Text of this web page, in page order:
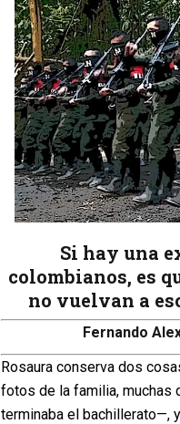
Si hay una
colombianos, es
no vuelvan a
Fernando
Rosaura conserva dos
fotos de la familia, muchas
terminaba el bachillerato—,